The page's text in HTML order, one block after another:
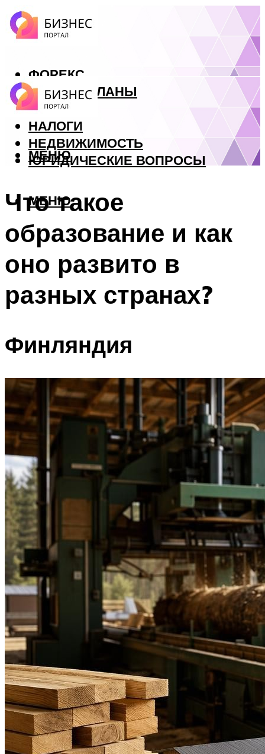
ФОРЕКС
БИЗНЕС ПЛАНЫ
КРЕДИТЫ
НАЛОГИ
НЕДВИЖИМОСТЬ
ЮРИДИЧЕСКИЕ ВОПРОСЫ
МЕНЮ
МЕНЮ
Что такое
образование и как
оно развито в
разных странах?
Финляндия